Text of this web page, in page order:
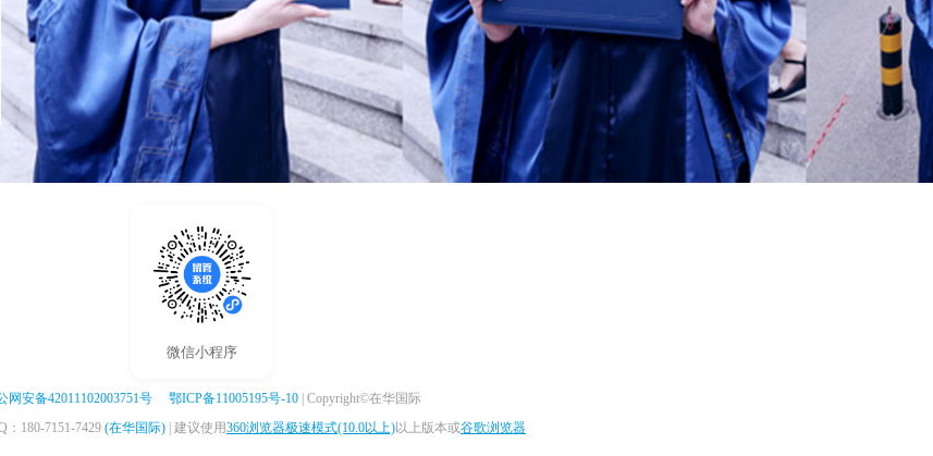
微信小程序
网安备42011102003751号 鄂ICP备11005195号-10| Copyright©在华国际
180-7151-7429 (在华国际) | 建议使用360浏览器极速模式(10.0以上)以上版本或谷歌浏览器